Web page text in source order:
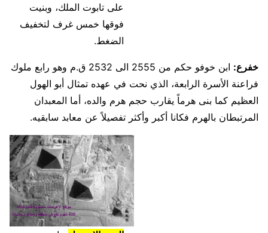
على تابوت الملك، وبنيت
فوقها خمس غرف لتخفيف
الضغط.
خفرع:
ابن خوفو حكم من 2555 الى 2532 ق.م وهو رابع ملوك
فراعنة الأسرة الرابعة، الذي نحت في عهده تمثال أبو الهول
العظيم كما بنى هرماً يقارب حجم هرم والده، أما المعبدان
المرتبطان بالهرم فكانا أكبر وأكثر تفصيلاً عن معابد سابقيه.